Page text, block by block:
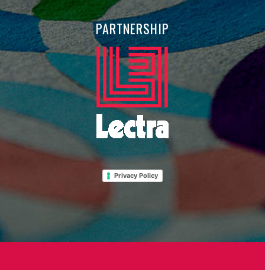
PARTNERSHIP
Privacy Policy